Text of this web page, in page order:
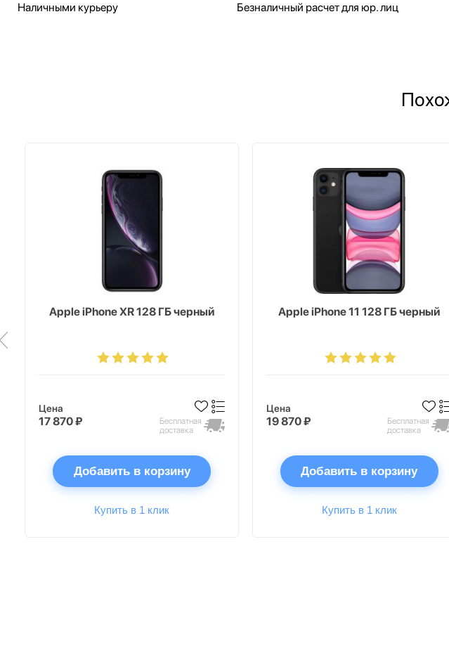
Наличными курьеру Безналичный расчет для юр. лиц
Apple iPhone XR 128 ГБ черный
Цена
17 870 ₽
Бесплатная
доставка
Добавить в корзину
Купить в 1 клик
Apple iPhone 11 128 ГБ черный
Цена
19 870 ₽
Бесплатная
доставка
Добавить в корзину
Купить в 1 клик